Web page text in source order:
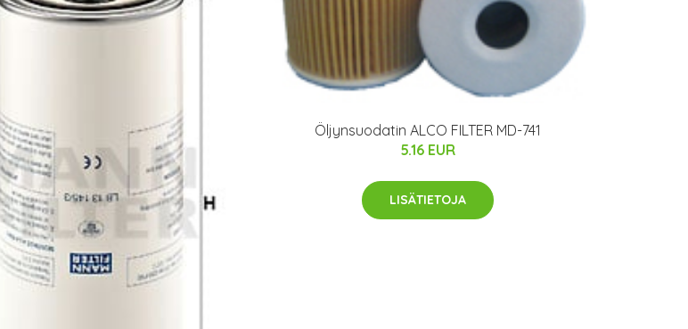
Öljynsuodatin ALCO FILTER MD-741
5.16 EUR
LISÄTIETOJA